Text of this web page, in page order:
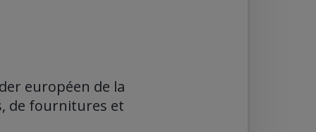
européen de la
de fournitures et